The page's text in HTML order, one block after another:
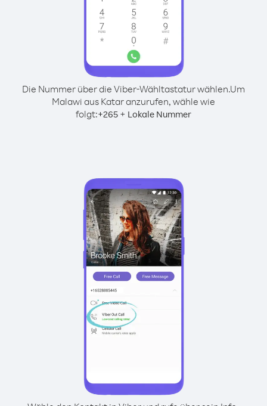
Die Nummer über die Viber-Wähltastatur wählen.Um
Malawi aus Katar anzurufen, wähle wie
folgt:+265 + Lokale Nummer